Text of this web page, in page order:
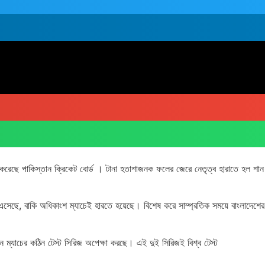
পাকিস্তান ক্রিকেট বোর্ড । টানা হতাশাজনক ফলের জেরে নেতৃত্ব হারাতে হল শান
বাকি অধিকাংশ ম্যাচেই হারতে হয়েছে। বিশেষ করে সাম্প্রতিক সময়ে বাংলাদেশের
কঠিন টেস্ট সিরিজ অপেক্ষা করছে। এই দুই সিরিজই বিশ্ব টেস্ট